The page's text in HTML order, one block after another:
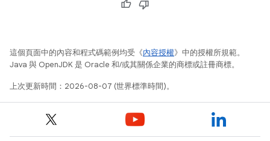
這個頁面中的內容和程式碼範例均受《內容授權》中的授權所規範。
Java 與 OpenJDK 是 Oracle 和/或其關係企業的商標或註冊商標。
上次更新時間：2026-08-07 (世界標準時間)。